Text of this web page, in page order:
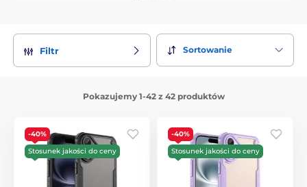
Filtr Sortowanie
Pokazujemy 1-42 z 42 produktów
-40%
Stosunek jakości do ceny
-40%
Stosunek jakości do ceny